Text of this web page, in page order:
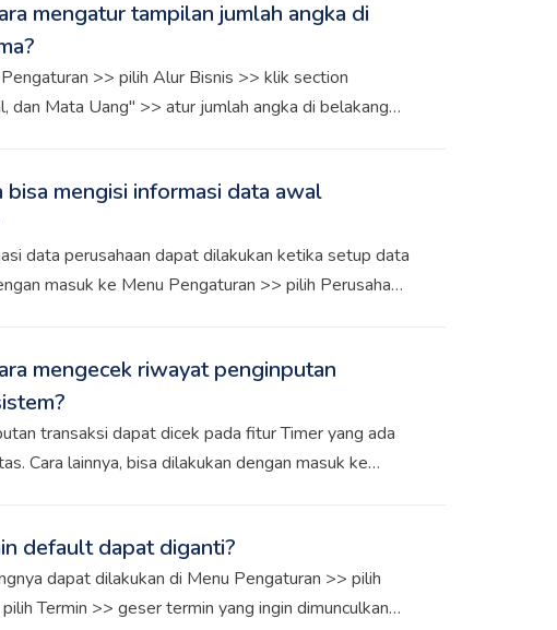
>> pilih informasi apa saja yang ingin dimunculkan.
mengatur tampilan jumlah angka di
>> pilih Alur Bisnis >> klik section
dan Mata Uang" >> atur jumlah angka di belakang
bisa mengisi informasi data awal
data perusahaan dapat dilakukan ketika setup data
masuk ke Menu Pengaturan >> pilih Perusahaan
mengecek riwayat penginputan
transaksi dapat dicek pada fitur Timer yang ada
Cara lainnya, bisa dilakukan dengan masuk ke
default dapat diganti?
dapat dilakukan di Menu Pengaturan >> pilih
Termin >> geser termin yang ingin dimunculkan